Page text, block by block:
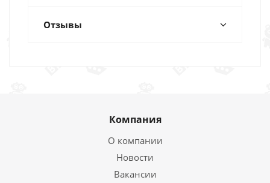
Отзывы
Компания
О компании
Новости
Вакансии